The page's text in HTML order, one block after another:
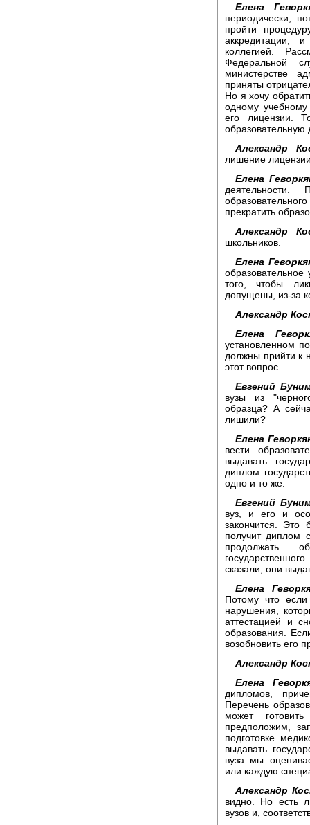
Елена
периодически,
пройти
аккредитации, и
коллегией.
Федеральной
министерстве
приняты
Но я хочу
одному
его лицензии.
образовательную
Александр
лишение
Елена
прекратить
Александр
школьников.
Елена
того, чтобы
допущены, из-за
Александр
Елена
установленном
должны прийти к
этот вопрос.
Евгений
вузы из
образца? А
лишили?
Елена
вести
выдавать
диплом
одно и то же.
Евгений
вуз, и его и
закончится. Это
получит диплом
продолжать
сказали, они
Елена
Потому что если
нарушения,
аттестацией и
образования.
возобновить его
Александр
Елена
дипломов,
Перечень
может
предположим,
подготовке
выдавать
вуза мы
или каждую
Александр
видно. Но есть
вузов и,